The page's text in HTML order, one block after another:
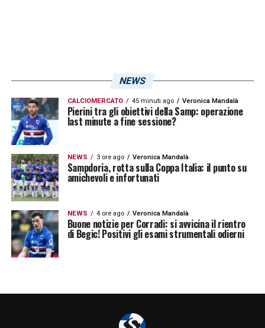
NEWS
CALCIOMERCATO 45 minuti ago Veronica Mandalà
Pierini tra gli obiettivi della Samp: operazione
last minute a fine sessione?
NEWS 3 ore ago Veronica Mandalà
Sampdoria, rotta sulla Coppa Italia: il punto su
amichevoli e infortunati
NEWS 4 ore ago Veronica Mandalà
Buone notizie per Corradi: si avvicina il rientro
di Begic! Positivi gli esami strumentali odierni